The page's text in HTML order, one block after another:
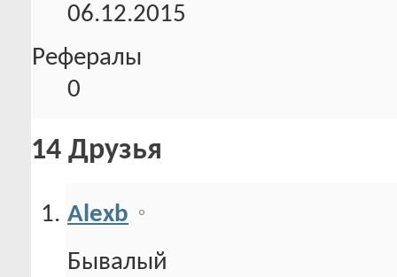
06.12.2015
Рефералы
0
14 Друзья
Alexb
Бывалый